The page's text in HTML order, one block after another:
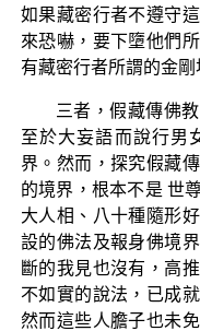
如果藏密行者不遵守
來恐嚇，要下墮他們
有藏密行者所謂的金剛
三者，假藏傳佛
至於大妄語而說行男
界。然而，探究假藏
的境界，根本不是 世
大人相、八十種隨形
設的佛法及報身佛境
斷的我見也沒有，高
不如實的說法，已成
然而這些人膽子也未